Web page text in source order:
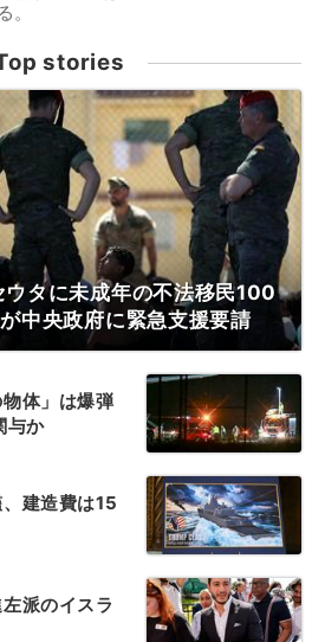
。
stories
ウタに未成年の不法移民100
中央政府に緊急支援要請
体」は爆弾
与か
建造費は15
派のイスラ